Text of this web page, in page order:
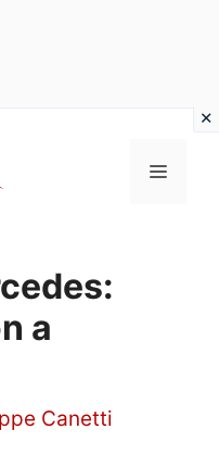
Menu
a
Canetti